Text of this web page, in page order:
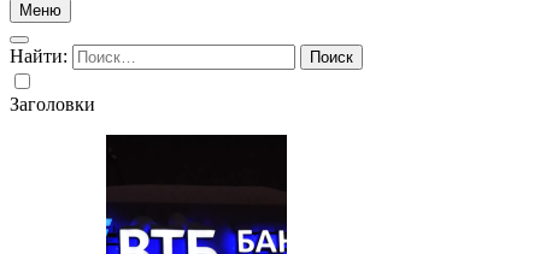
Меню
Найти:
Заголовки